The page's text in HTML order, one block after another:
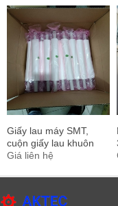
Giấy lau máy SMT,
cuộn giấy lau khuôn
in SMT
Giá liên hệ